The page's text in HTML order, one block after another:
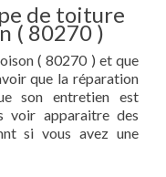
de toiture
( 80270 )
( 80270 ) et que
que la réparation
son entretien est
voir apparaitre des
si vous avez une